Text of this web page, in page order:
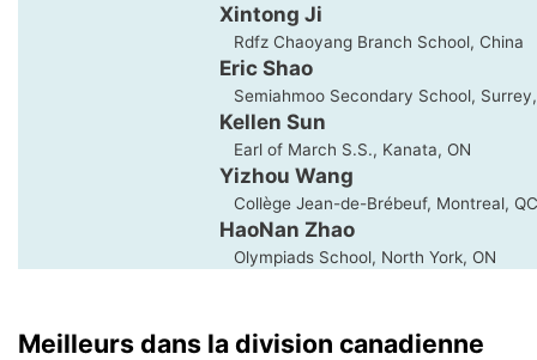
Xintong Ji
Rdfz Chaoyang Branch School, China
Eric Shao
Semiahmoo Secondary School,
Kellen Sun
Earl of March S.S., Kanata, ON
Yizhou Wang
Collège Jean-de-Brébeuf, Montreal, QC
HaoNan Zhao
Olympiads School, North York, ON
Meilleurs dans la division canadienne